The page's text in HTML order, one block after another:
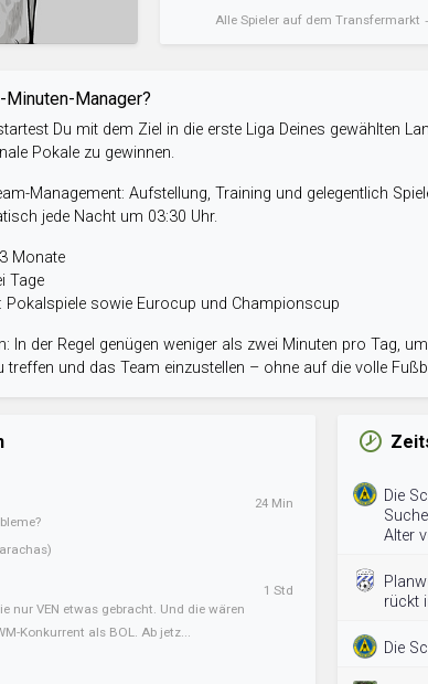
Alle Spieler auf dem Transfermarkt
Manager?
Du mit dem Ziel in die erste Liga Deines gewählten
Pokale zu gewinnen.
Management: Aufstellung, Training und gelegentlich
jede Nacht um 03:30 Uhr.
Monate
Tage
Pokalspiele sowie Eurocup und Championscup
In der Regel genügen weniger als zwei Minuten pro Tag,
treffen und das Team einzustellen – ohne auf die volle
24 Min
nur VEN etwas gebracht. Und die wären
Konkurrent als BOL. Ab jetz...
1 Std
Die
Alter
rückt
Die